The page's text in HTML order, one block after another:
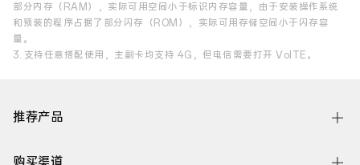
部分内存（RAM），实际可用空间小于标识内存容量，由于安装操作系统
和预装的程序占据了部分闪存（ROM），实际可用存储空间小于闪存容
量。
3. 支持任意搭配使用，主副卡均支持 4G，但电信需要打开 VolTE。
推荐产品
Find N6
购买渠道